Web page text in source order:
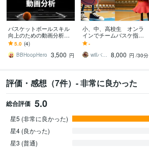
バスケットボールスキル
向上のための動画分析し
ます スタメン争いに挑む
ための戦術的なアドバイ
ス
5.0 (4)
BBHoopHero 3,500 円
小、中、高校生 オンラ
インでチームバスケ指導
します 〜あなたのパーソ
ナルバスケットボールト
レーナーになります〜
-
willバスケットボールスクール 8,000 円 /30分
評価・感想（7件）- 非常に良かった
総合評価 5.0
星5 (非常に良かった)
星4 (良かった)
星3 (普通)